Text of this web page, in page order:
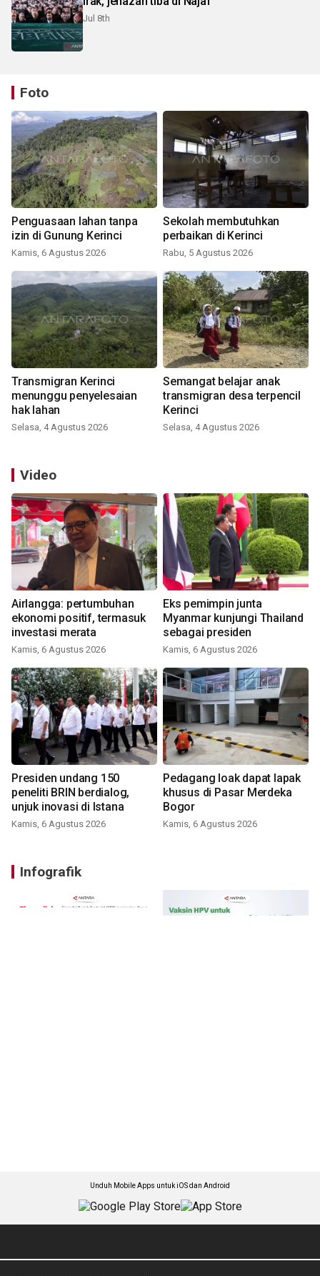
Jul 8th
Foto
Penguasaan lahan tanpa
izin di Gunung Kerinci
Kamis, 6 Agustus 2026
Sekolah membutuhkan
perbaikan di Kerinci
Rabu, 5 Agustus 2026
Transmigran Kerinci
menunggu penyelesaian
hak lahan
Selasa, 4 Agustus 2026
Semangat belajar anak
transmigran desa terpencil
Kerinci
Selasa, 4 Agustus 2026
Video
Airlangga: pertumbuhan
ekonomi positif, termasuk
investasi merata
Kamis, 6 Agustus 2026
Eks pemimpin junta
Myanmar kunjungi Thailand
sebagai presiden
Kamis, 6 Agustus 2026
Presiden undang 150
peneliti BRIN berdialog,
unjuk inovasi di Istana
Kamis, 6 Agustus 2026
Pedagang loak dapat lapak
khusus di Pasar Merdeka
Bogor
Kamis, 6 Agustus 2026
Infografik
Unduh Mobile Apps untuk iOS dan Android